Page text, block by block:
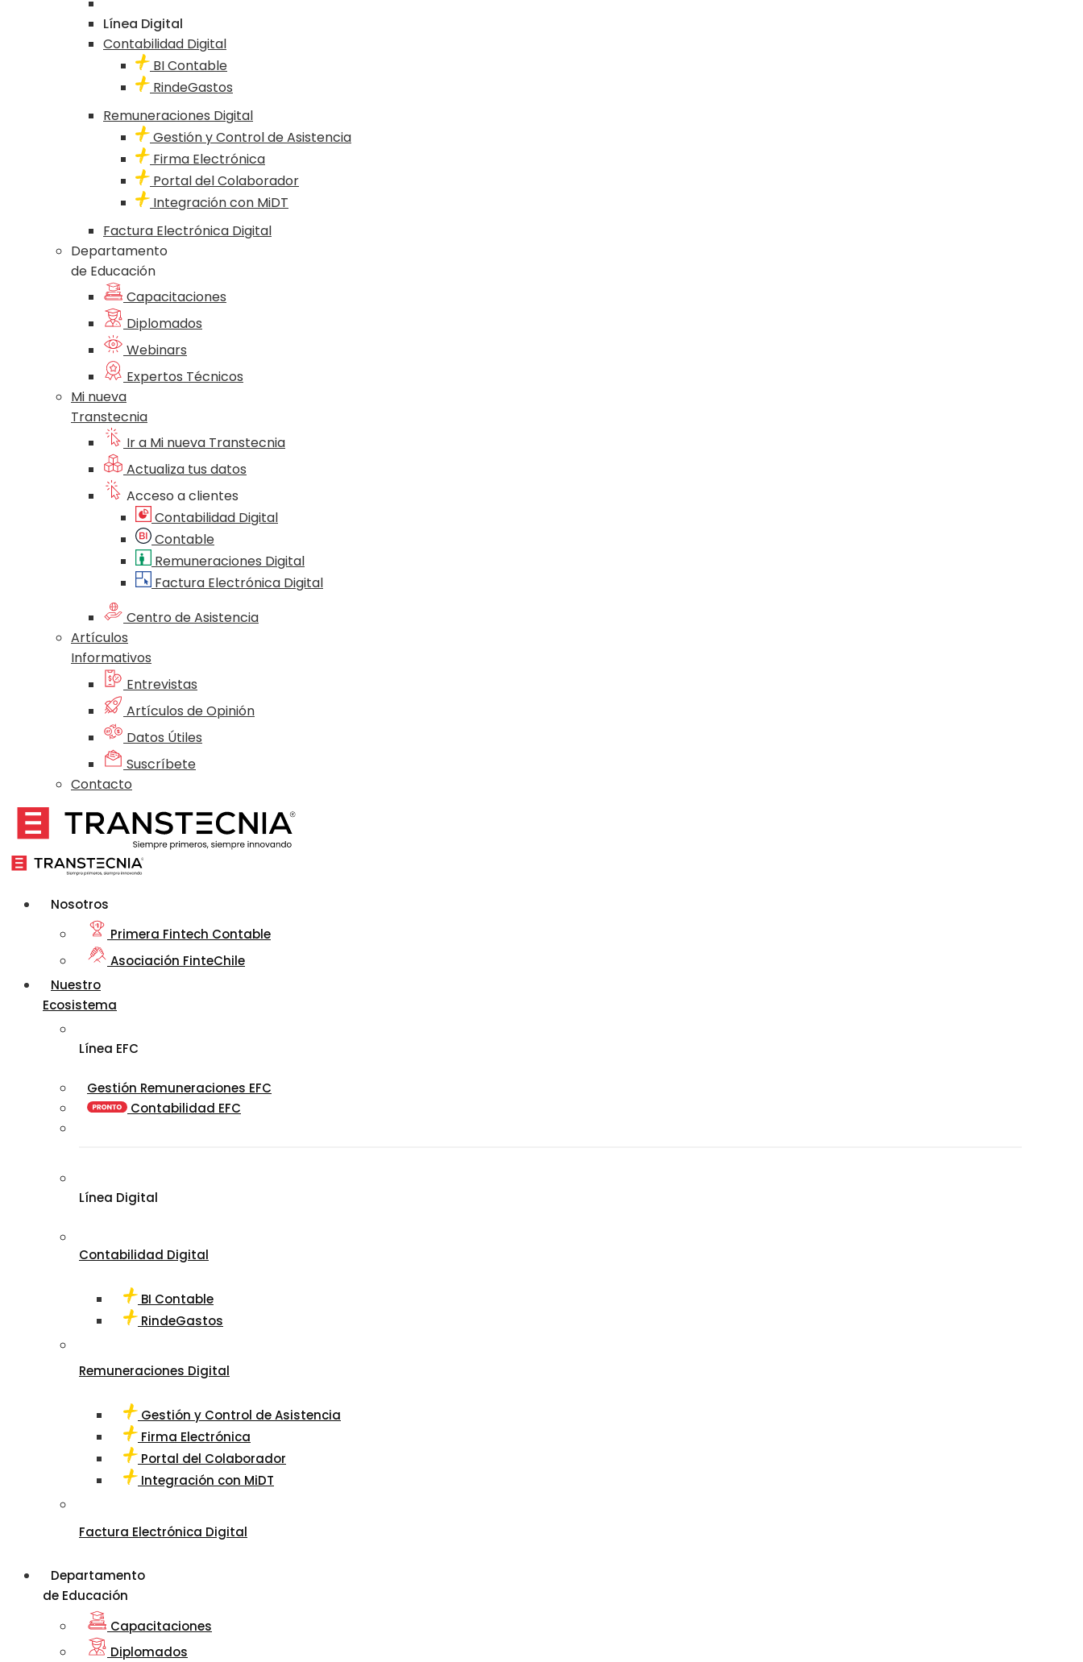
Línea Digital
Contabilidad Digital
BI Contable
RindeGastos
Remuneraciones Digital
Gestión y Control de Asistencia
Firma Electrónica
Portal del Colaborador
Integración con MiDT
Factura Electrónica Digital
Departamento
de Educación
Capacitaciones
Diplomados
Webinars
Expertos Técnicos
Mi nueva
Transtecnia
Ir a Mi nueva Transtecnia
Actualiza tus datos
Acceso a clientes
Contabilidad Digital
Contable
Remuneraciones Digital
Factura Electrónica Digital
Centro de Asistencia
Artículos
Informativos
Entrevistas
Artículos de Opinión
Datos Útiles
Suscríbete
Contacto
Nosotros
Primera Fintech Contable
Asociación FinteChile
Nuestro
Ecosistema
Línea EFC
Gestión Remuneraciones EFC
Contabilidad EFC
Línea Digital
Contabilidad Digital
BI Contable
RindeGastos
Remuneraciones Digital
Gestión y Control de Asistencia
Firma Electrónica
Portal del Colaborador
Integración con MiDT
Factura Electrónica Digital
Departamento
de Educación
Capacitaciones
Diplomados